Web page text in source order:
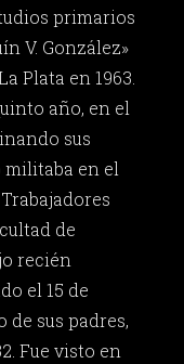
primarios
V. González»
Plata en 1963.
año, en el
sus
militaba en el
de
recién
el 15 de
de sus padres,
Fue visto en